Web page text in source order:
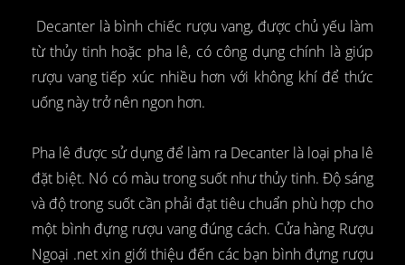
Decanter là bình chiếc rượu vang, được chủ yếu làm
từ thủy tinh hoặc pha lê, có công dụng chính là giúp
rượu vang tiếp xúc nhiều hơn với không khí để thức
uống này trở nên ngon hơn.
Pha lê được sử dụng để làm ra Decanter là loại pha lê
đặt biệt. Nó có màu trong suốt như thủy tinh. Độ sáng
và độ trong suốt cần phải đạt tiêu chuẩn phù hợp cho
một bình đựng rượu vang đúng cách. Cửa hàng Rượu
Ngoại .net xin giới thiệu đến các bạn bình đựng rượu